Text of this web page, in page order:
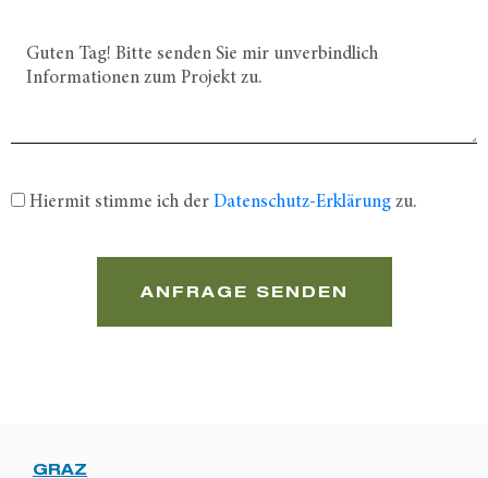
Hiermit stimme ich derDatenschutz-Erklärungzu.
ANFRAGE SENDEN
GRAZ